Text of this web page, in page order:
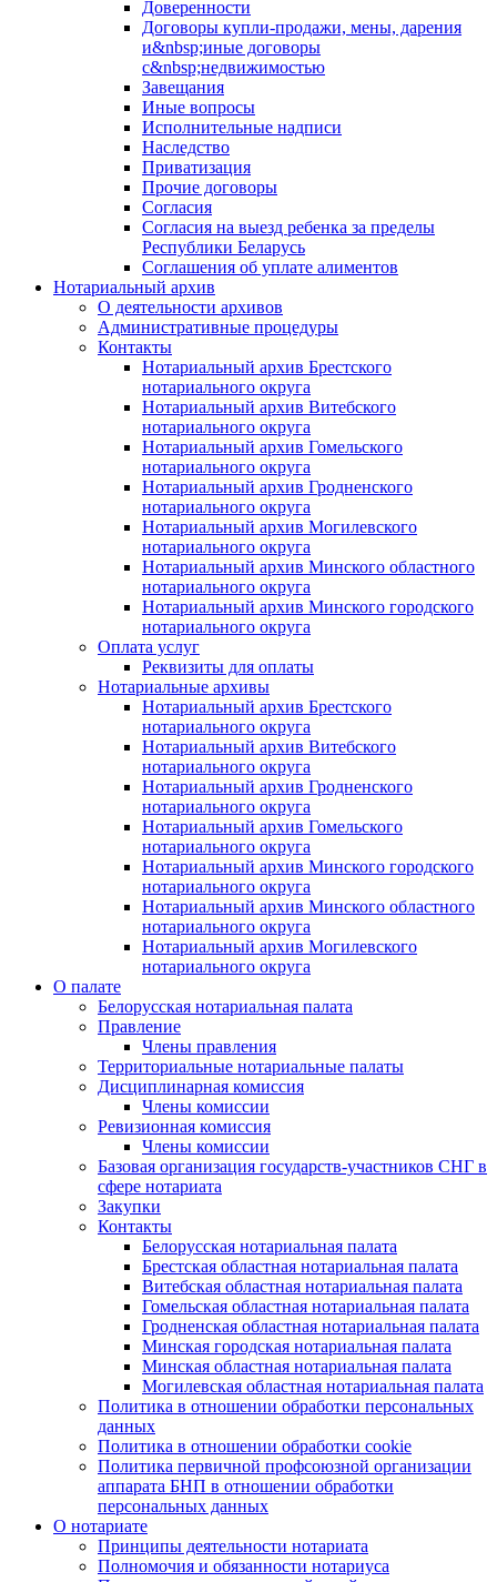
Доверенности
Договоры купли-продажи, мены, дарения
и&nbsp;иные договоры
с&nbsp;недвижимостью
Завещания
Иные вопросы
Исполнительные надписи
Наследство
Приватизация
Прочие договоры
Согласия
Согласия на выезд ребенка за пределы
Республики Беларусь
Соглашения об уплате алиментов
Нотариальный архив
О деятельности архивов
Административные процедуры
Контакты
Нотариальный архив Брестского
нотариального округа
Нотариальный архив Витебского
нотариального округа
Нотариальный архив Гомельского
нотариального округа
Нотариальный архив Гродненского
нотариального округа
Нотариальный архив Могилевского
нотариального округа
Нотариальный архив Минского областного
нотариального округа
Нотариальный архив Минского городского
нотариального округа
Оплата услуг
Реквизиты для оплаты
Нотариальные архивы
Нотариальный архив Брестского
нотариального округа
Нотариальный архив Витебского
нотариального округа
Нотариальный архив Гродненского
нотариального округа
Нотариальный архив Гомельского
нотариального округа
Нотариальный архив Минского городского
нотариального округа
Нотариальный архив Минского областного
нотариального округа
Нотариальный архив Могилевского
нотариального округа
О палате
Белорусская нотариальная палата
Правление
Члены правления
Территориальные нотариальные палаты
Дисциплинарная комиссия
Члены комиссии
Ревизионная комиссия
Члены комиссии
Базовая организация государств-участников СНГ в
сфере нотариата
Закупки
Контакты
Белорусская нотариальная палата
Брестская областная нотариальная палата
Витебская областная нотариальная палата
Гомельская областная нотариальная палата
Гродненская областная нотариальная палата
Минская городская нотариальная палата
Минская областная нотариальная палата
Могилевская областная нотариальная палата
Политика в отношении обработки персональных
данных
Политика в отношении обработки cookie
Политика первичной профсоюзной организации
аппарата БНП в отношении обработки
персональных данных
О нотариате
Принципы деятельности нотариата
Полномочия и обязанности нотариуса